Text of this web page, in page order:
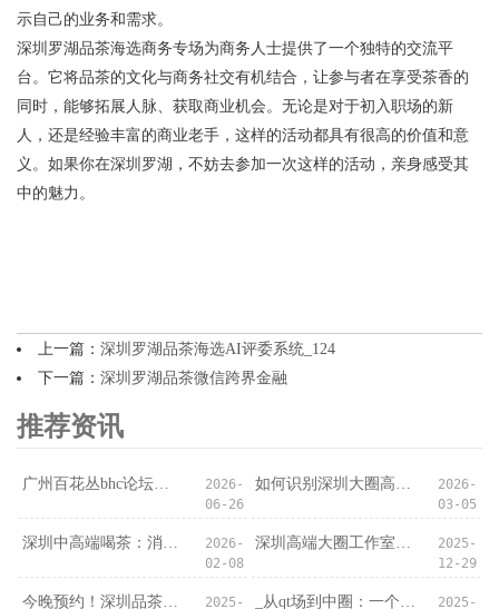
示自己的业务和需求。
深圳罗湖品茶海选商务专场为商务人士提供了一个独特的交流平
台。它将品茶的文化与商务社交有机结合，让参与者在享受茶香的
同时，能够拓展人脉、获取商业机会。无论是对于初入职场的新
人，还是经验丰富的商业老手，这样的活动都具有很高的价值和意
义。如果你在深圳罗湖，不妨去参加一次这样的活动，亲身感受其
中的魅力。
上一篇： 深圳罗湖品茶海选AI评委系统_124
下一篇： 深圳罗湖品茶微信跨界金融
推荐资讯
‌广州百花丛bhc论坛‌：论坛里的“茶友虚拟世界”_174
2026-
06-26
如何识别深圳大圈高质量高端场子？
2026-
03-05
深圳中高端喝茶：消费满5000送私人定制服务
2026-
02-08
深圳高端大圈工作室避坑清单：这3家千万别去！
2025-
12-29
今晚预约！深圳品茶喝茶海选仅剩5席 2025- _从qt场到中圈：一个深圳女孩的五年蜕变_ 2025-